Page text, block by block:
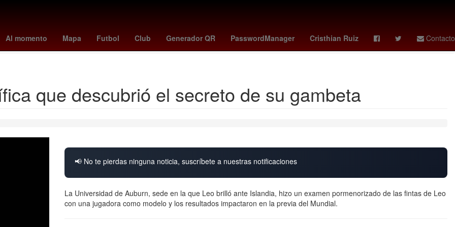
Al momento Mapa Futbol Club Generador QR PasswordManager Cristhian Ruiz Contacto
1985 Terremoto de México de 1985 Tratamiento de aguas Tribunal Superior de Justicia de la Ciudad de México
Mercurio
Corrupción de menores
que descubrió el secreto de su gambeta
📢 No te pierdas ninguna noticia, suscríbete a nuestras notificaciones
La Universidad de Auburn, sede en la que Leo brilló ante Islandia, hizo un examen pormenorizado de las fintas de Leo
con una jugadora como modelo y los resultados impactaron en la previa del Mundial.